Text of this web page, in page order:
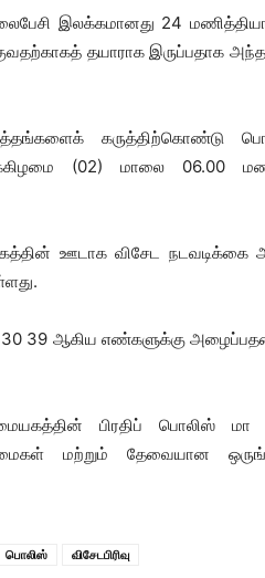
இலக்கமானது 24
தயாராக இருப்பதாக
கருத்திற்கொண்டு
(02) மாலை 06.00
ஊடாக விசேட நடவடிக்கை
39 ஆகிய எண்களுக்கு
பிரதிப் பொலிஸ் மா
மற்றும் தேவையான
பொலிஸ் விசேடபிரிவு